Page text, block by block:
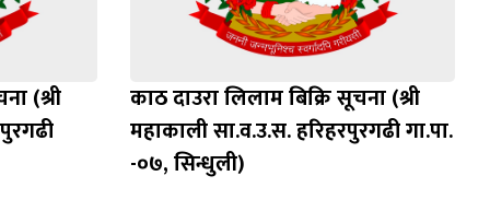
(श्री
काठ दाउरा लिलाम बिक्रि सूचना (श्री
महाकाली सा.व.उ.स. हरिहरपुरगढी गा.पा.
-०७, सिन्धुली)